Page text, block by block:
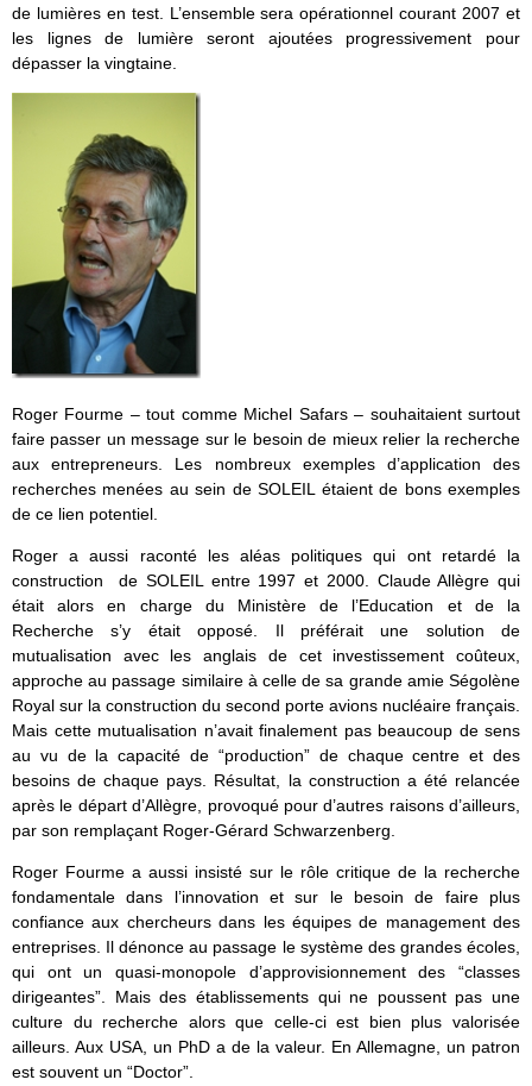
de lumières en test. L’ensemble sera opérationnel courant 2007 et
les lignes de lumière seront ajoutées progressivement pour
dépasser la vingtaine.
Roger Fourme – tout comme Michel Safars – souhaitaient surtout
faire passer un message sur le besoin de mieux relier la recherche
aux entrepreneurs. Les nombreux exemples d’application des
recherches menées au sein de SOLEIL étaient de bons exemples
de ce lien potentiel.
Roger a aussi raconté les aléas politiques qui ont retardé la
construction de SOLEIL entre 1997 et 2000. Claude Allègre qui
était alors en charge du Ministère de l’Education et de la
Recherche s’y était opposé. Il préférait une solution de
mutualisation avec les anglais de cet investissement coûteux,
approche au passage similaire à celle de sa grande amie Ségolène
Royal sur la construction du second porte avions nucléaire français.
Mais cette mutualisation n’avait finalement pas beaucoup de sens
au vu de la capacité de “production” de chaque centre et des
besoins de chaque pays. Résultat, la construction a été relancée
après le départ d’Allègre, provoqué pour d’autres raisons d’ailleurs,
par son remplaçant Roger-Gérard Schwarzenberg.
Roger Fourme a aussi insisté sur le rôle critique de la recherche
fondamentale dans l’innovation et sur le besoin de faire plus
confiance aux chercheurs dans les équipes de management des
entreprises. Il dénonce au passage le système des grandes écoles,
qui ont un quasi-monopole d’approvisionnement des “classes
dirigeantes”. Mais des établissements qui ne poussent pas une
culture du recherche alors que celle-ci est bien plus valorisée
ailleurs. Aux USA, un PhD a de la valeur. En Allemagne, un patron
est souvent un “Doctor”.